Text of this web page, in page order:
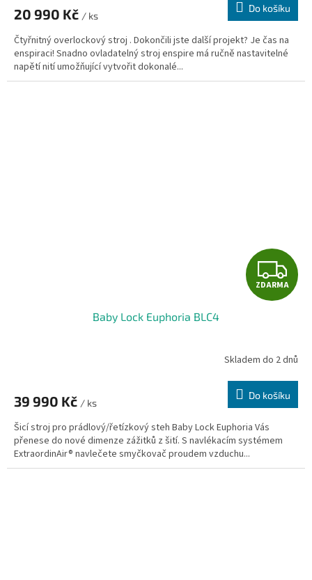
A
20 990 Kč / ks
Do košíku
Čtyřnitný overlockový stroj . Dokončili jste další projekt? Je čas na
enspiraci! Snadno ovladatelný stroj enspire má ručně nastavitelné
napětí nití umožňující vytvořit dokonalé...
Z
D
R
M
A
ZDARMA
Baby Lock Euphoria BLC4
Skladem do 2 dnů
39 990 Kč / ks
Do košíku
Šicí stroj pro prádlový/řetízkový steh Baby Lock Euphoria Vás
přenese do nové dimenze zážitků z šití. S navlékacím systémem
ExtraordinAir® navlečete smyčkovač proudem vzduchu...